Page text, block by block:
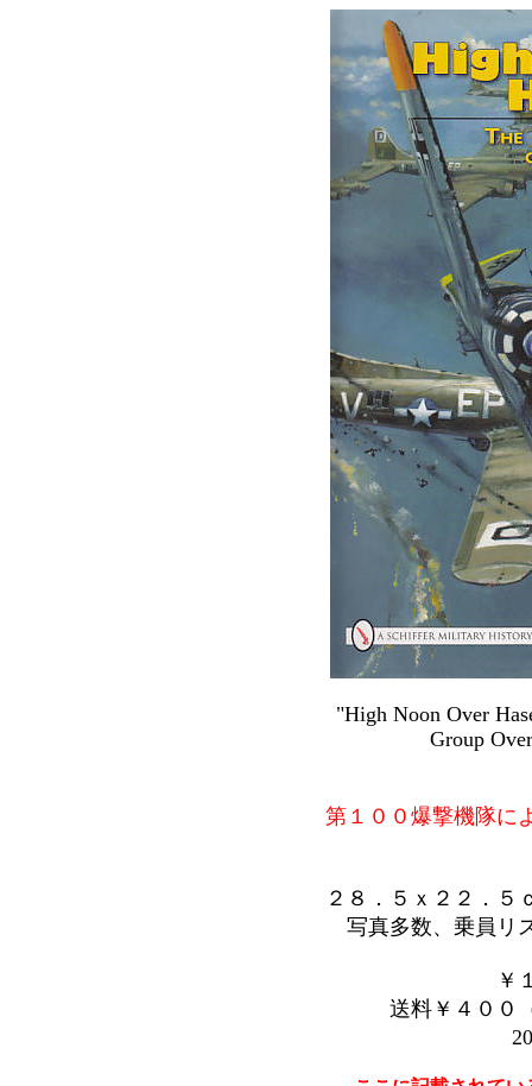
"High Noon Over
Group
第１００爆撃機隊に
２８．５ｘ２２．５
写真多数、乗員リ
￥
送料￥４００